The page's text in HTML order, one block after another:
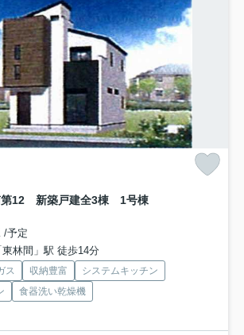
第12 新築戸建全3棟 1号棟
/予定
林間」駅 徒歩14分
ス 収納豊富
システムキッチン
食器洗い乾燥機